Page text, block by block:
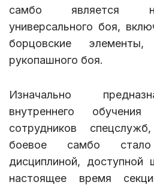
самбо является
универсального боя,
борцовские
рукопашного боя.
Изначально
внутреннего
сотрудников
боевое самбо
дисциплиной,
настоящее время